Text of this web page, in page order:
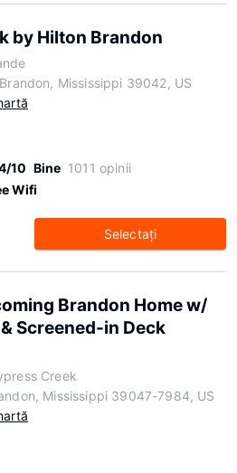
by Hilton Brandon
Mississippi 39042, US
10 Bine 1011 opinii
Wifi
Selectaţi
Brandon Home w/
Screened-in Deck
Creek
Mississippi 39047-7984, US